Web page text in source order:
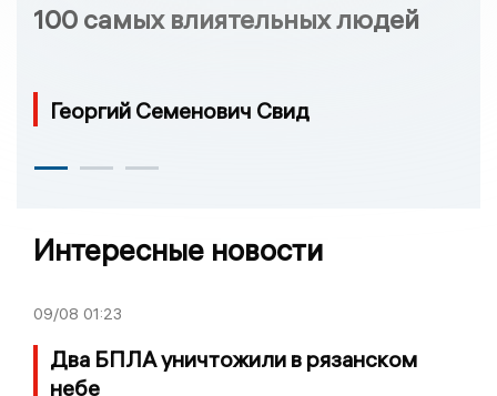
100 самых влиятельных людей
Георгий Семенович Свид
Интересные новости
09/08 01:23
Два БПЛА уничтожили в рязанском
небе